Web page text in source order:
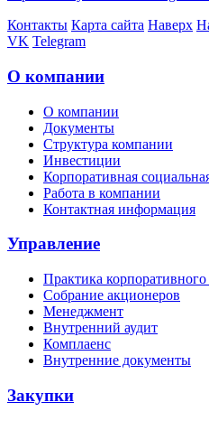
Контакты Карта сайта Наверх
VK Telegram
О компании
О компании
Документы
Структура компании
Инвестиции
Корпоративная
Работа в компании
Контактная информация
Управление
Практика
Собрание акционеров
Менеджмент
Внутренний аудит
Комплаенс
Внутренние документы
Закупки